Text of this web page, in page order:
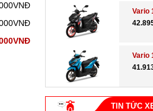
Vario
Vario
TIN TỨC